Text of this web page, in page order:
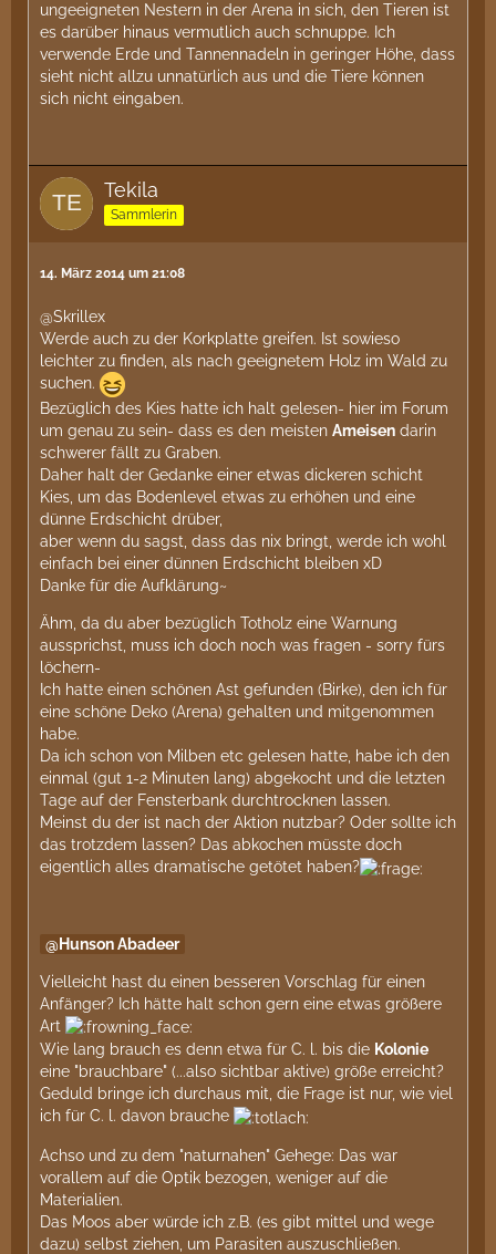
ungeeigneten Nestern in der Arena in sich, den Tieren ist
es darüber hinaus vermutlich auch schnuppe. Ich
verwende Erde und Tannennadeln in geringer Höhe, dass
sieht nicht allzu unnatürlich aus und die Tiere können
sich nicht eingaben.
Tekila
Sammlerin
14. März 2014 um 21:08
@Skrillex
Werde auch zu der Korkplatte greifen. Ist sowieso
leichter zu finden, als nach geeignetem Holz im Wald zu
suchen.
Bezüglich des Kies hatte ich halt gelesen- hier im Forum
um genau zu sein- dass es den meisten Ameisen darin
schwerer fällt zu Graben.
Daher halt der Gedanke einer etwas dickeren schicht
Kies, um das Bodenlevel etwas zu erhöhen und eine
dünne Erdschicht drüber,
aber wenn du sagst, dass das nix bringt, werde ich wohl
einfach bei einer dünnen Erdschicht bleiben xD
Danke für die Aufklärung~
Ähm, da du aber bezüglich Totholz eine Warnung
aussprichst, muss ich doch noch was fragen - sorry fürs
löchern-
Ich hatte einen schönen Ast gefunden (Birke), den ich für
eine schöne Deko (Arena) gehalten und mitgenommen
habe.
Da ich schon von Milben etc gelesen hatte, habe ich den
einmal (gut 1-2 Minuten lang) abgekocht und die letzten
Tage auf der Fensterbank durchtrocknen lassen.
Meinst du der ist nach der Aktion nutzbar? Oder sollte ich
das trotzdem lassen? Das abkochen müsste doch
eigentlich alles dramatische getötet haben?
Hunson Abadeer
Vielleicht hast du einen besseren Vorschlag für einen
Anfänger? Ich hätte halt schon gern eine etwas größere
Art
Wie lang brauch es denn etwa für C. l. bis die Kolonie
eine "brauchbare" (...also sichtbar aktive) größe erreicht?
Geduld bringe ich durchaus mit, die Frage ist nur, wie viel
ich für C. l. davon brauche
Achso und zu dem "naturnahen" Gehege: Das war
vorallem auf die Optik bezogen, weniger auf die
Materialien.
Das Moos aber würde ich z.B. (es gibt mittel und wege
dazu) selbst ziehen, um Parasiten auszuschließen.